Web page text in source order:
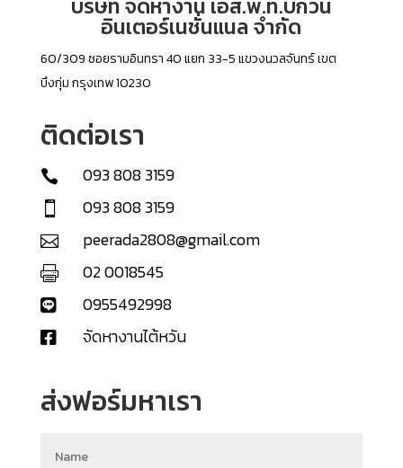
อินเตอร์เนชั่นแนล จำกัด
60/309 ซอยรามอินทรา 40 แยก 33-5 แขวงนวลจันทร์ เขต
บึงกุ่ม กรุงเทพ 10230
ติดต่อเรา
 093 808 3159
 093 808 3159
 peerada2808@gmail.com
 02 0018545
 0955492998
 จัดหางานไต้หวัน
ส่งฟอร์มหาเรา